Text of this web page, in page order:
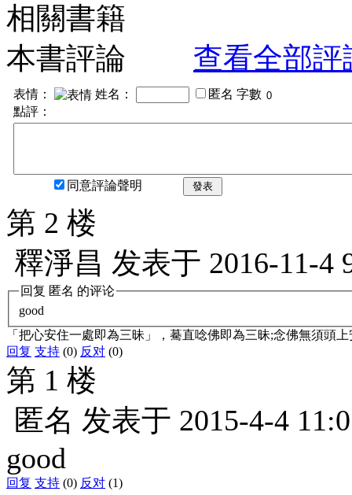
相關書籍
本書評論
查看全部評
表情： 姓名： 匿名 字數
點評：
同意評論聲明 發表
第 2 楼
釋淨昌 发表于 2016-11-4
回复 匿名 的评论
good
「把心安住一處即為三昧」，驀直唸佛即為三昧;念佛無須頭
回复 支持 (0) 反对 (0)
第 1 楼
匿名 发表于 2015-4-4
good
回复 支持 (0) 反对 (1)